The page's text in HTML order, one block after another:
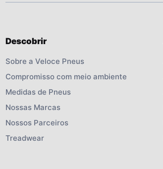
Descobrir
Sobre a Veloce Pneus
Compromisso com meio ambiente
Medidas de Pneus
Nossas Marcas
Nossos Parceiros
Treadwear